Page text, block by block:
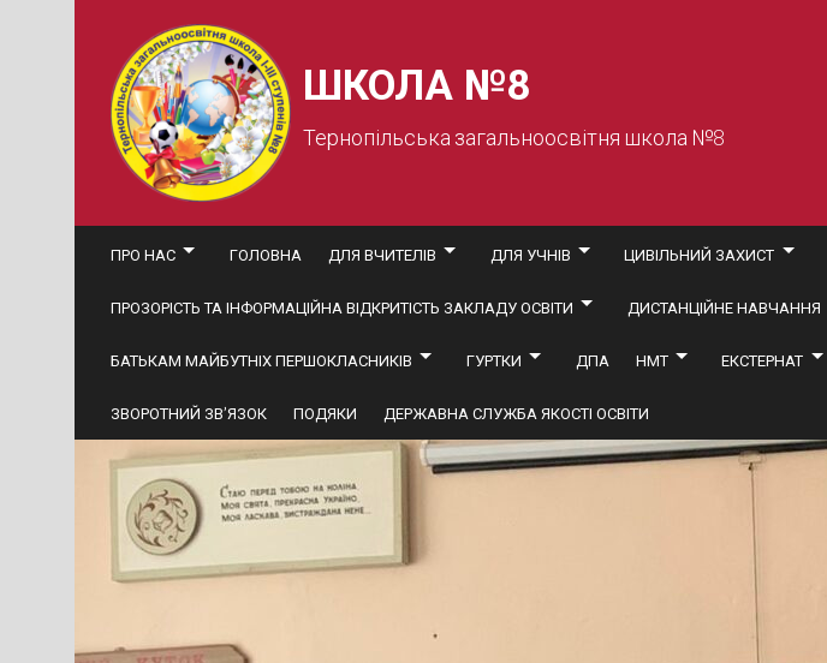
ШКОЛА №8
Тернопільська загальноосвітня школа №8
ПРО НАС ГОЛОВНА ДЛЯ ВЧИТЕЛІВ ДЛЯ УЧНІВ ЦИВІЛЬНИЙ ЗАХИСТ
ПРОЗОРІСТЬ ТА ІНФОРМАЦІЙНА ВІДКРИТІСТЬ ЗАКЛАДУ ОСВІТИ ДИСТАНЦІЙНЕ НАВЧАННЯ
БАТЬКАМ МАЙБУТНІХ ПЕРШОКЛАСНИКІВ ГУРТКИ ДПА НМТ ЕКСТЕРНАТ
ЗВОРОТНИЙ ЗВ’ЯЗОК ПОДЯКИ ДЕРЖАВНА СЛУЖБА ЯКОСТІ ОСВІТИ